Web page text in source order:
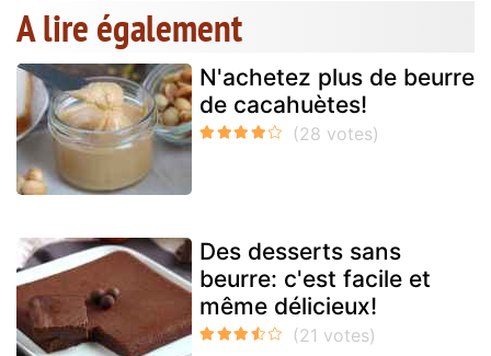
A lire également
N'achetez plus de beurre
de cacahuètes!
Des desserts sans
beurre: c'est facile et
même délicieux!